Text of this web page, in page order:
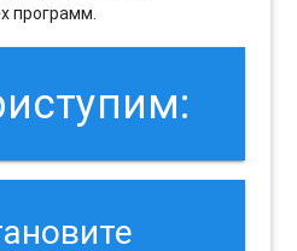
программ.